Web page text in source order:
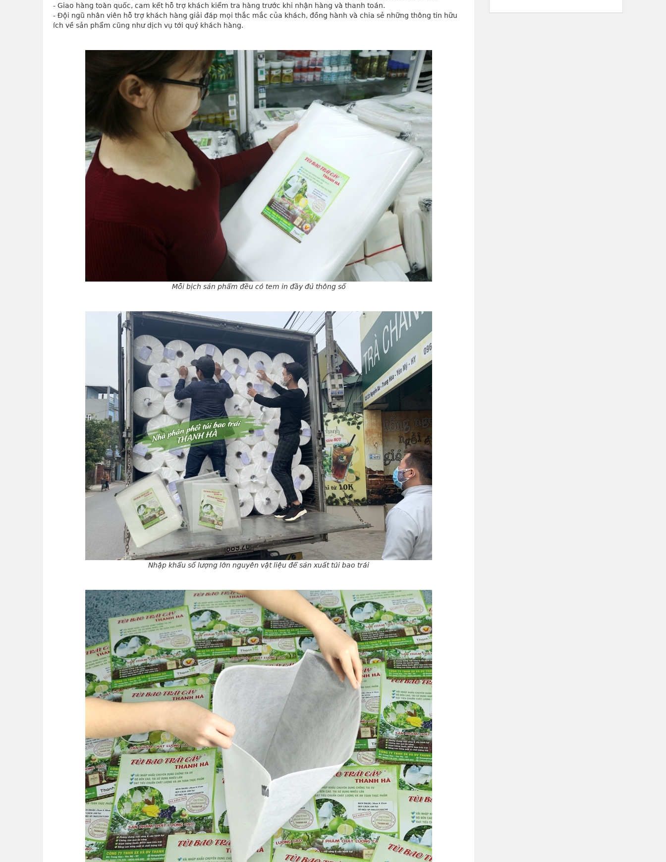
- Giao hàng toàn quốc, cam kết hỗ trợ khách kiểm tra hàng trước khi nhận hàng và thanh toán.
- Đội ngũ nhân viên hỗ trợ khách hàng giải đáp mọi thắc mắc của khách, đồng hành và chia sẻ những thông tin hữu
ích về sản phẩm cũng như dịch vụ tới quý khách hàng.
Mỗi bịch sản phẩm đều có tem in đầy đủ thông số
Nhập khẩu số lượng lớn nguyên vật liệu để sản xuất túi bao trái